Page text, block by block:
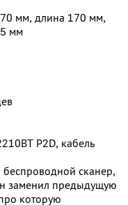
мм, длина 170 мм,
мм
P2D, кабель
сканер,
заменил предыдущую
которую